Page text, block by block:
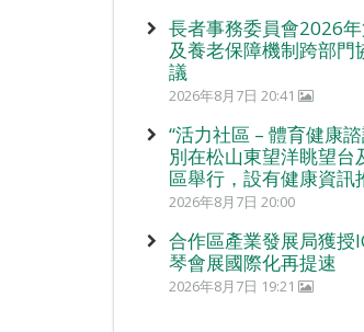
長者事務委員會2026
及養老保障機制跨部門
議
2026年8月7日 20:41
“活力社區 – 體育健康
別在松山東望洋眺望台
區舉行，設有健康資訊
2026年8月7日 20:00
合作區產業發展局獲授
琴會展國際化再提速
2026年8月7日 19:21